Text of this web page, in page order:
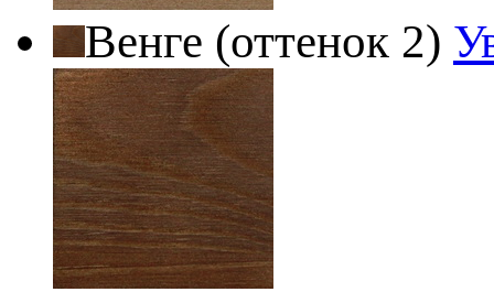
Венге (оттенок 2)